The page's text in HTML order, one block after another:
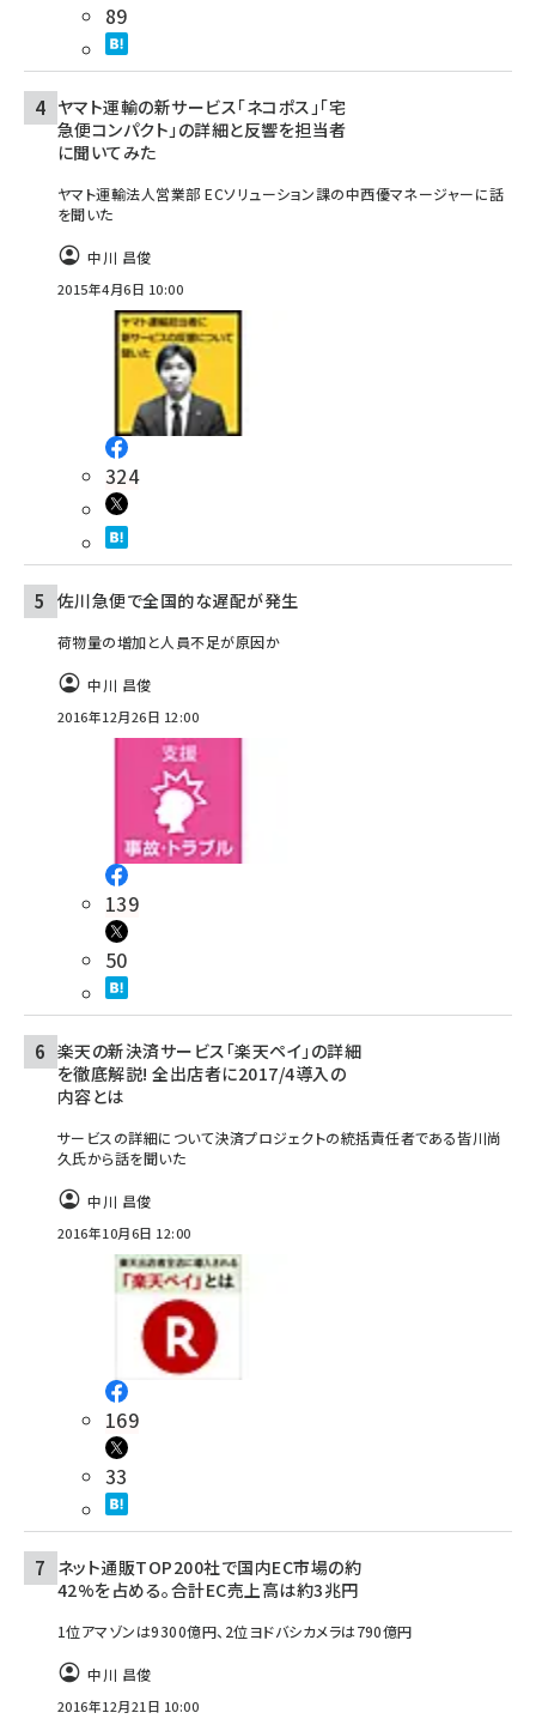
89
ヤマト運輸の新サービス「ネコポス」「宅
急便コンパクト」の詳細と反響を担当者
に聞いてみた
ヤマト運輸法人営業部 ECソリューション課の中西優マネージャーに話
を聞いた
中川 昌俊
2015年4月6日 10:00
324
佐川急便で全国的な遅配が発生
荷物量の増加と人員不足が原因か
中川 昌俊
2016年12月26日 12:00
139
50
楽天の新決済サービス「楽天ペイ」の詳細
を徹底解説! 全出店者に2017/4導入の
内容とは
サービスの詳細について決済プロジェクトの統括責任者である皆川尚
久氏から話を聞いた
中川 昌俊
2016年10月6日 12:00
169
33
ネット通販TOP200社で国内EC市場の約
42%を占める。合計EC売上高は約3兆円
1位アマゾンは9300億円、2位ヨドバシカメラは790億円
中川 昌俊
2016年12月21日 10:00